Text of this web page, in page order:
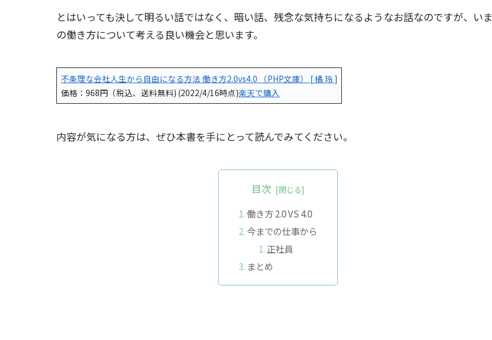
とはいっても決して明るい話ではなく、暗い話、残念な気持ちになるようなお話なのですが、いま
の働き方について考える良い機会と思います。
不条理な会社人生から自由になる方法 働き方2.0vs4.0 （PHP文庫） [ 橘 玲 ]
価格：968円（税込、送料無料) (2022/4/16時点)楽天で購入
内容が気になる方は、ぜひ本書を手にとって読んでみてください。
目次
働き方 2.0 VS 4.0
今までの仕事から
正社員
まとめ